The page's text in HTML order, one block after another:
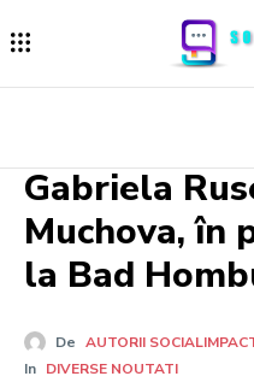
Gabriela
Muchova, în
la Bad
De AUTORII
In DIVERSE NOUTATI